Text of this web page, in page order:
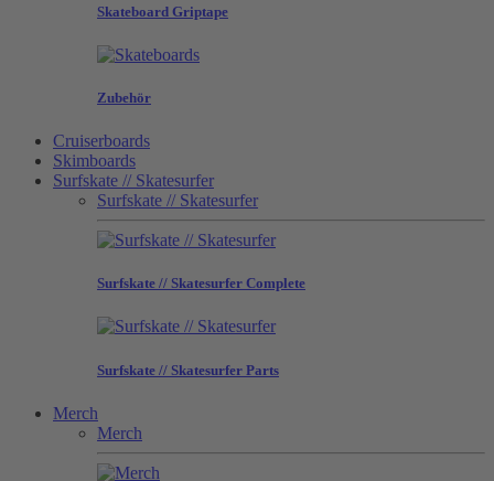
Skateboard Griptape
Zubehör
Cruiserboards
Skimboards
Surfskate // Skatesurfer
Surfskate // Skatesurfer
Surfskate // Skatesurfer Complete
Surfskate // Skatesurfer Parts
Merch
Merch